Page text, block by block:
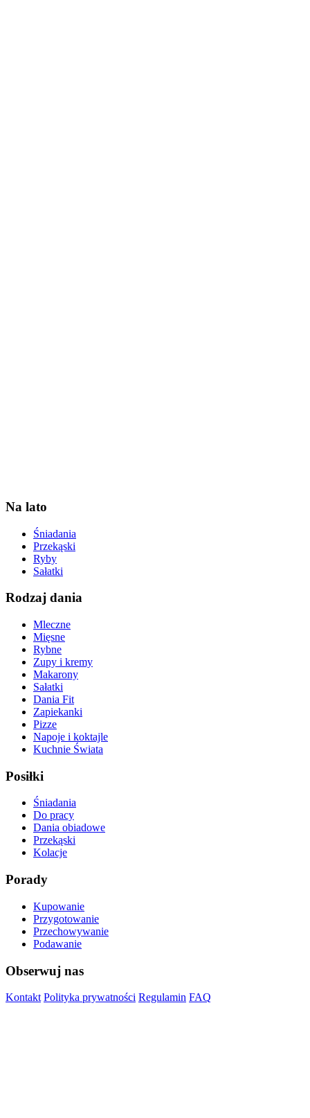
Na lato
Śniadania
Przekąski
Ryby
Sałatki
Rodzaj dania
Mleczne
Mięsne
Rybne
Zupy i kremy
Makarony
Sałatki
Dania Fit
Zapiekanki
Pizze
Napoje i koktajle
Kuchnie Świata
Posiłki
Śniadania
Do pracy
Dania obiadowe
Przekąski
Kolacje
Porady
Kupowanie
Przygotowanie
Przechowywanie
Podawanie
Obserwuj nas
Kontakt Polityka prywatności Regulamin FAQ